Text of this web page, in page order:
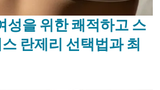
성을 위한 쾌적하고 스
란제리 선택법과 최